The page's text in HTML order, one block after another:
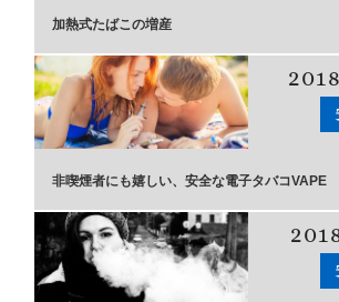
加熱式たばこの増産
非喫煙者にも嬉しい、安全な電子タバコVAPE